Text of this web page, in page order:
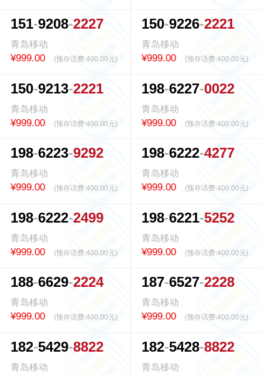
151 9208 2227
青岛移动
¥999.00 (预存话费:400.00元)
150 9226 2221
青岛移动
¥999.00 (预存话费:400.00元)
150 9213 2221
青岛移动
¥999.00 (预存话费:400.00元)
198 6227 0022
青岛移动
¥999.00 (预存话费:400.00元)
198 6223 9292
青岛移动
¥999.00 (预存话费:400.00元)
198 6222 4277
青岛移动
¥999.00 (预存话费:400.00元)
198 6222 2499
青岛移动
¥999.00 (预存话费:400.00元)
198 6221 5252
青岛移动
¥999.00 (预存话费:400.00元)
188 6629 2224
青岛移动
¥999.00 (预存话费:400.00元)
187 6527 2228
青岛移动
¥999.00 (预存话费:400.00元)
182 5429 8822
青岛移动
182 5428 8822
青岛移动